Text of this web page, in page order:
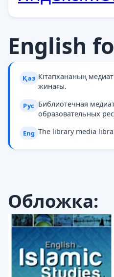
English
Қаз Кітапхананың
жинағы.
Рус Библиотечная
образовательных
Eng The library media
Обложка: